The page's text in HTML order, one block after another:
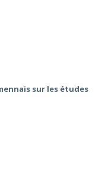
sur les études